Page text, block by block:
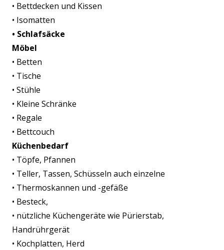
• Bettdecken und Kissen
• Isomatten
• Schlafsäcke
Möbel
• Betten
• Tische
• Stühle
• Kleine Schränke
• Regale
• Bettcouch
Küchenbedarf
• Töpfe, Pfannen
• Teller, Tassen, Schüsseln auch einzelne
• Thermoskannen und -gefäße
• Besteck,
• nützliche Küchengeräte wie Pürierstab,
Handrührgerät
• Kochplatten, Herd